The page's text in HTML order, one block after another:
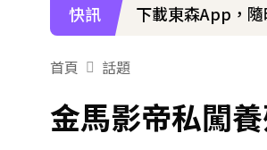
快訊 下載東森App，隨
首頁 話題
金馬影帝私闖